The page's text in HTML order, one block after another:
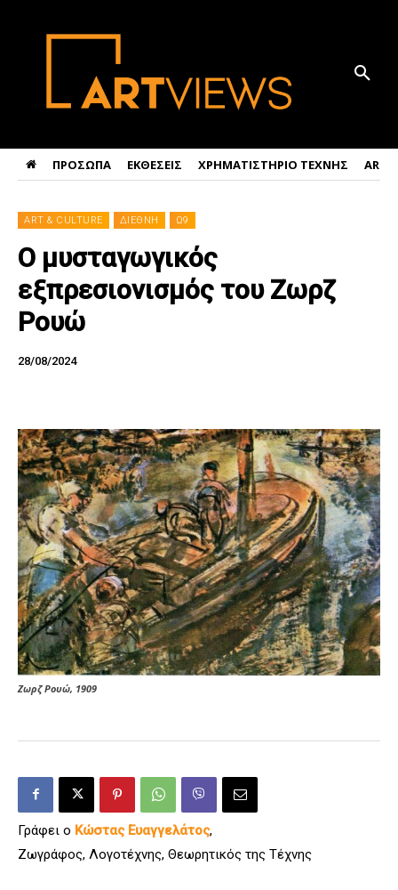
ΠΡΟΣΩΠΑ ΕΚΘΕΣΕΙΣ ΧΡΗΜΑΤΙΣΤΗΡΙΟ ΤΕΧΝΗΣ ART
ART & CULTURE ΔΙΕΘΝΗ Ω9
Ο μυσταγωγικός
εξπρεσιονισμός του Ζωρζ
Ρουώ
28/08/2024
Ζωρζ Ρουώ, 1909
Γράφει ο Κώστας Ευαγγελάτος,
Ζωγράφος, Λογοτέχνης, Θεωρητικός της Τέχνης